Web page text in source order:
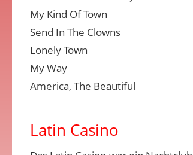
My Kind Of Town
Send In The Clowns
Lonely Town
My Way
America, The Beautiful
Latin Casino